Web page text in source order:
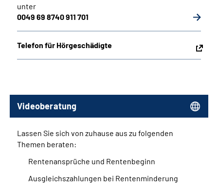
unter
0049 69 8740 911 701
Telefon für Hörgeschädigte
Videoberatung
Lassen Sie sich von zuhause aus zu folgenden
Themen beraten:
Rentenansprüche und Rentenbeginn
Ausgleichszahlungen bei Rentenminderung